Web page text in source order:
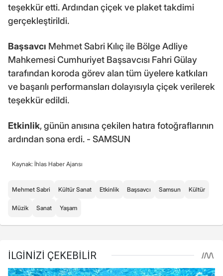
teşekkür etti. Ardından çiçek ve plaket takdimi
gerçekleştirildi.
Başsavcı Mehmet Sabri Kılıç ile Bölge Adliye
Mahkemesi Cumhuriyet Başsavcısı Fahri Gülay
tarafından koroda görev alan tüm üyelere katkıları
ve başarılı performansları dolayısıyla çiçek verilerek
teşekkür edildi.
Etkinlik, günün anısına çekilen hatıra fotoğraflarının
ardından sona erdi. - SAMSUN
Kaynak: İhlas Haber Ajansı
Mehmet Sabri Kültür Sanat Etkinlik Başsavcı Samsun Kültür
Müzik Sanat Yaşam